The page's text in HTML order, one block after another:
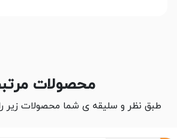
محصولات
طبق نظر و سلیقه ی شما محصولات زیر